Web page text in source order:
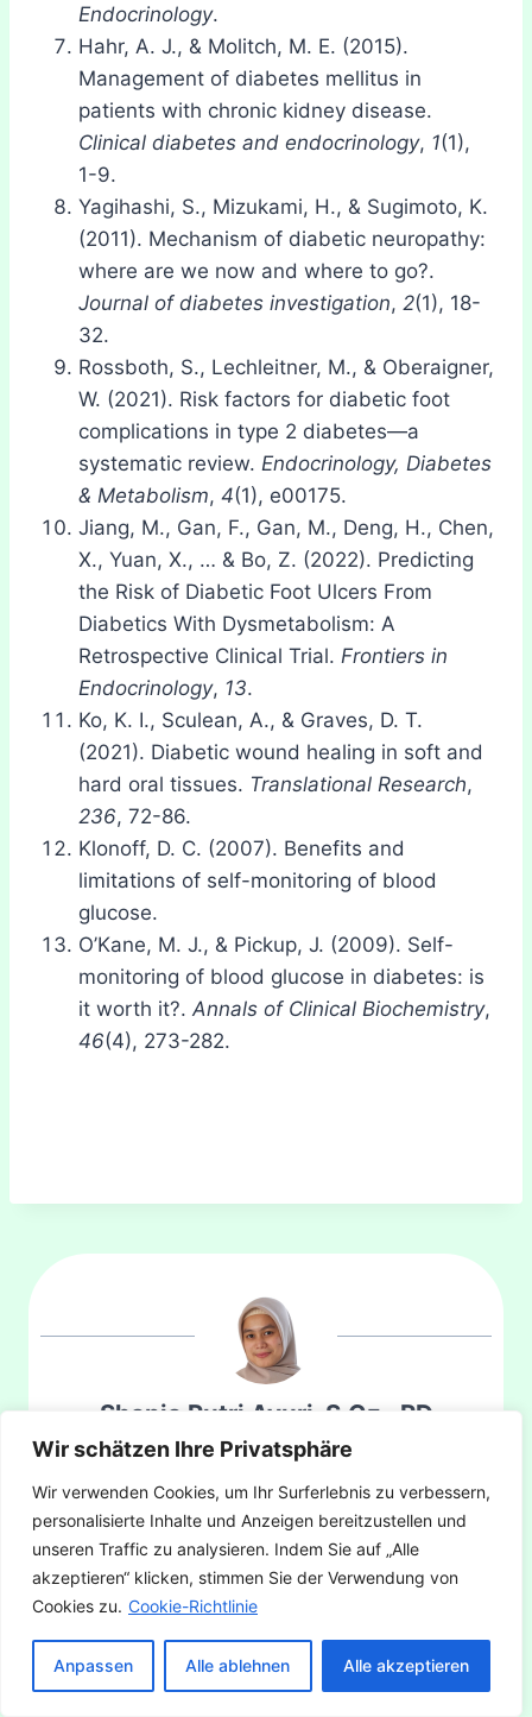
Wir schätzen Ihre Privatsphäre
Wir verwenden Cookies, um Ihr Surferlebnis zu verbessern,
personalisierte Inhalte und Anzeigen bereitzustellen und
unseren Traffic zu analysieren. Indem Sie auf „Alle
akzeptieren“ klicken, stimmen Sie der Verwendung von
Cookies zu. Cookie-Richtlinie
Anpassen Alle ablehnen Alle akzeptieren
Endocrinology.
Hahr, A. J., & Molitch, M. E. (2015).
Management of diabetes mellitus in
patients with chronic kidney disease.
Clinical diabetes and endocrinology, 1(1),
1-9.
Yagihashi, S., Mizukami, H., & Sugimoto, K.
(2011). Mechanism of diabetic neuropathy:
where are we now and where to go?.
Journal of diabetes investigation, 2(1), 18-
32.
Rossboth, S., Lechleitner, M., & Oberaigner,
W. (2021). Risk factors for diabetic foot
complications in type 2 diabetes—a
systematic review. Endocrinology, Diabetes
& Metabolism, 4(1), e00175.
Jiang, M., Gan, F., Gan, M., Deng, H., Chen,
X., Yuan, X., … & Bo, Z. (2022). Predicting
the Risk of Diabetic Foot Ulcers From
Diabetics With Dysmetabolism: A
Retrospective Clinical Trial. Frontiers in
Endocrinology, 13.
Ko, K. I., Sculean, A., & Graves, D. T.
(2021). Diabetic wound healing in soft and
hard oral tissues. Translational Research,
236, 72-86.
Klonoff, D. C. (2007). Benefits and
limitations of self-monitoring of blood
glucose.
O’Kane, M. J., & Pickup, J. (2009). Self-
monitoring of blood glucose in diabetes: is
it worth it?. Annals of Clinical Biochemistry,
46(4), 273-282.
Shania Putri Ayuri, S.Gz., RD
Registered Dietitian
A writer at heart, Shania has been trusted to
care for many of our articles.
Apart from her education and training in the
medical field from the Faculty of Medicine,
Public Health and Nursing at Universitas
Gadjah Mada, she has experience writing